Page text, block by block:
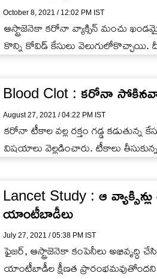
October 8, 2021 / 12:02 PM IST
ఆస్ట్రాజెనెకా కరోనా వ్యాక్సిన్ మంచు
కొన్ని కోవిడ్ కేసులు వెలుగులోకొచ్చాయి.
Blood Clot : కరోనా
August 27, 2021 / 04:22 PM IST
కరోనా టీకాల వల్ల రక్తం గడ్డ కడుతున్న
విషయాలు వెల్లడించారు. టీకాలు
Lancet Study : ఆ
యాంటీబాడీలు
July 27, 2021 / 05:38 PM IST
ఫైజర్, ఆస్ట్రాజెనెకా కంపెనీలు అభివృద్ధి
యాంటీబాడీల క్షీణత